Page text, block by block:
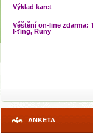
Výklad karet
Věštění on-line zdarma:
I-ťing, Runy
ANKETA